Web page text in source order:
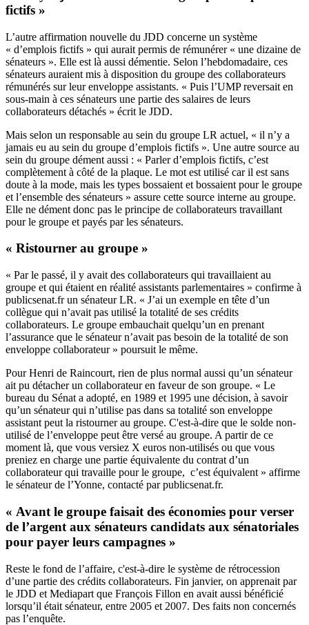
fictifs »
L’autre affirmation nouvelle du JDD concerne un système
« d’emplois fictifs » qui aurait permis de rémunérer « une dizaine de
sénateurs ». Elle est là aussi démentie. Selon l’hebdomadaire, ces
sénateurs auraient mis à disposition du groupe des collaborateurs
rémunérés sur leur enveloppe assistants. « Puis l’UMP reversait en
sous-main à ces sénateurs une partie des salaires de leurs
collaborateurs détachés » écrit le JDD.
Mais selon un responsable au sein du groupe LR actuel, « il n’y a
jamais eu au sein du groupe d’emplois fictifs ». Une autre source au
sein du groupe dément aussi : « Parler d’emplois fictifs, c’est
complètement à côté de la plaque. Le mot est utilisé car il est sans
doute à la mode, mais les types bossaient et bossaient pour le groupe
et l’ensemble des sénateurs » assure cette source interne au groupe.
Elle ne dément donc pas le principe de collaborateurs travaillant
pour le groupe et payés par les sénateurs.
« Ristourner au groupe »
« Par le passé, il y avait des collaborateurs qui travaillaient au
groupe et qui étaient en réalité assistants parlementaires » confirme à
publicsenat.fr un sénateur LR. « J’ai un exemple en tête d’un
collègue qui n’avait pas utilisé la totalité de ses crédits
collaborateurs. Le groupe embauchait quelqu’un en prenant
l’assurance que le sénateur n’avait pas besoin de la totalité de son
enveloppe collaborateur » poursuit le même.
Pour Henri de Raincourt, rien de plus normal aussi qu’un sénateur
ait pu détacher un collaborateur en faveur de son groupe. « Le
bureau du Sénat a adopté, en 1989 et 1995 une décision, à savoir
qu’un sénateur qui n’utilise pas dans sa totalité son enveloppe
assistant peut la ristourner au groupe. C'est-à-dire que le solde non-
utilisé de l’enveloppe peut être versé au groupe. A partir de ce
moment là, que vous versiez X euros non-utilisés ou que vous
preniez en charge une partie équivalente du contrat d’un
collaborateur qui travaille pour le groupe, c’est équivalent » affirme
le sénateur de l’Yonne, contacté par publicsenat.fr.
« Avant le groupe faisait des économies pour verser
de l’argent aux sénateurs candidats aux sénatoriales
pour payer leurs campagnes »
Reste le fond de l’affaire, c'est-à-dire le système de rétrocession
d’une partie des crédits collaborateurs. Fin janvier, on apprenait par
le JDD et Mediapart que François Fillon en avait aussi bénéficié
lorsqu’il était sénateur, entre 2005 et 2007. Des faits non concernés
pas l’enquête.